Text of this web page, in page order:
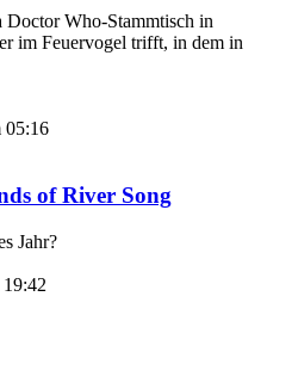
Doctor Who-Stammtisch in
im Feuervogel trifft, in dem in
05:16
of River Song
Jahr?